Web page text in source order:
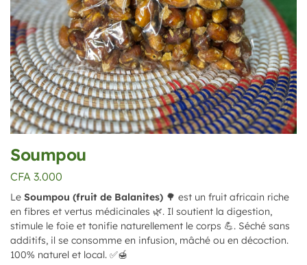
Soumpou
CFA 3.000
Le Soumpou (fruit de Balanites) 🌳 est un fruit africain riche
en fibres et vertus médicinales 🌿. Il soutient la digestion,
stimule le foie et tonifie naturellement le corps 💪. Séché sans
additifs, il se consomme en infusion, mâché ou en décoction.
100% naturel et local. ✅🍯